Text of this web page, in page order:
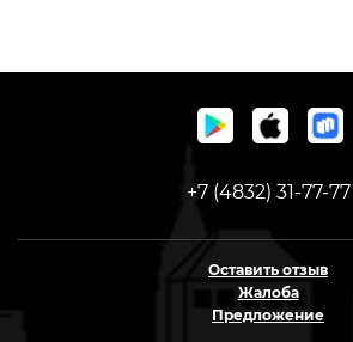
+7 (4832) 31-77-77
Оставить отзыв
Жалоба
Предложение